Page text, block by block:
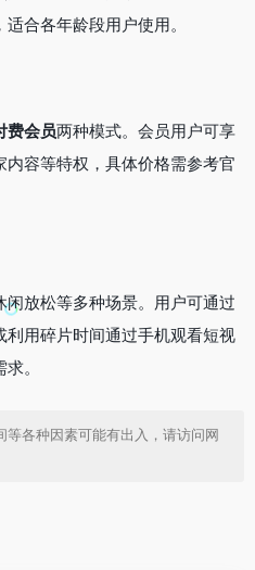
合各年龄段用户使用。
费会员两种模式。会员用户可享
容等特权，具体价格需参考官
放松等多种场景。用户可通过
用碎片时间通过手机观看短视
。
各种因素可能有出入，请访问网